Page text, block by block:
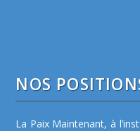
NOS
La Paix Maintenant, à